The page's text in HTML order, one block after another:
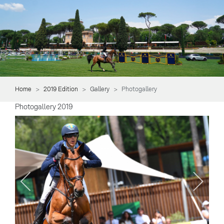
Home 2019 Edition Gallery Photogallery
Photogallery 2019